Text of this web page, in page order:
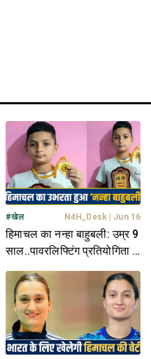
#खेल N4H_Desk| Jun 16
हिमाचल का नन्हा बाहुबली: उम्र 9
साल..पावरलिफ्टिंग प्रतियोगिता में
उठा दिया 80 किलो वजन; जीता
गोल्ड